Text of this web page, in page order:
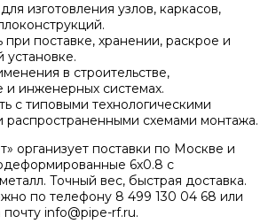
изготовления узлов, каркасов,
при поставке, хранении, раскрое и
в строительстве,
и инженерных системах.
с типовыми технологическими
распространенными схемами монтажа.
организует поставки по Москве и
6x0.8 с
Точный вес, быстрая доставка.
по телефону 8 499 130 04 68 или
почту info@pipe-rf.ru.